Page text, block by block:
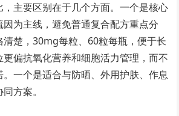
主要区别在于几个方面。一个是核心
为主线，避免普通复合配方重点分
清楚，30mg每粒、60粒每瓶，便于长
偏抗氧化营养和细胞活力管理，而不
一个是适合与防晒、外用护肤、作息
方案。